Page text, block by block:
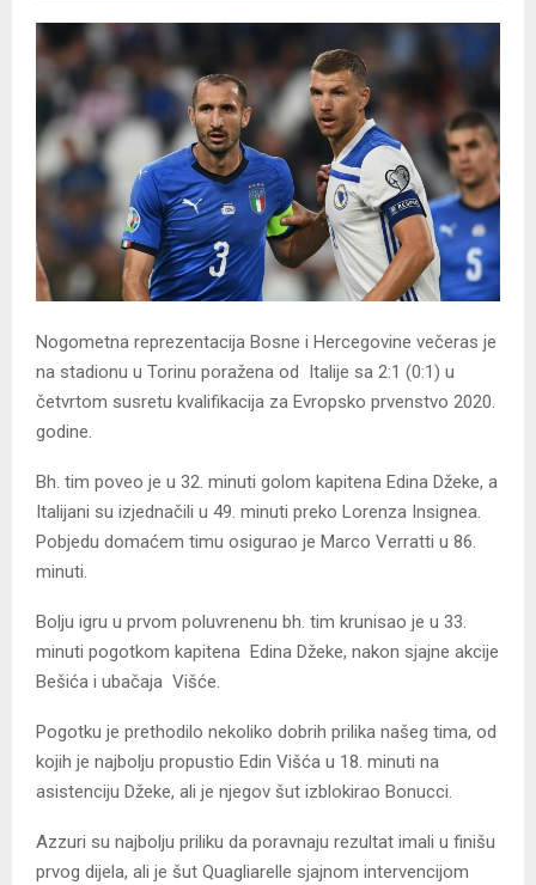
Nogometna reprezentacija Bosne i Hercegovine večeras je
na stadionu u Torinu poražena od Italije sa 2:1 (0:1) u
četvrtom susretu kvalifikacija za Evropsko prvenstvo 2020.
godine.
Bh. tim poveo je u 32. minuti golom kapitena Edina Džeke, a
Italijani su izjednačili u 49. minuti preko Lorenza Insignea.
Pobjedu domaćem timu osigurao je Marco Verratti u 86.
minuti.
Bolju igru u prvom poluvrenenu bh. tim krunisao je u 33.
minuti pogotkom kapitena Edina Džeke, nakon sjajne akcije
Bešića i ubačaja Višće.
Pogotku je prethodilo nekoliko dobrih prilika našeg tima, od
kojih je najbolju propustio Edin Višća u 18. minuti na
asistenciju Džeke, ali je njegov šut izblokirao Bonucci.
Azzuri su najbolju priliku da poravnaju rezultat imali u finišu
prvog dijela, ali je šut Quagliarelle sjajnom intervencijom